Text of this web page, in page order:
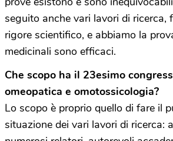
seguito anche vari lavori di ricerca,
rigore scientifico, e abbiamo la
medicinali sono efficaci.
Che scopo ha il 23esimo
omeopatica e omotossicologia?
Lo scopo è proprio quello di fare il
situazione dei vari lavori di ricerca: